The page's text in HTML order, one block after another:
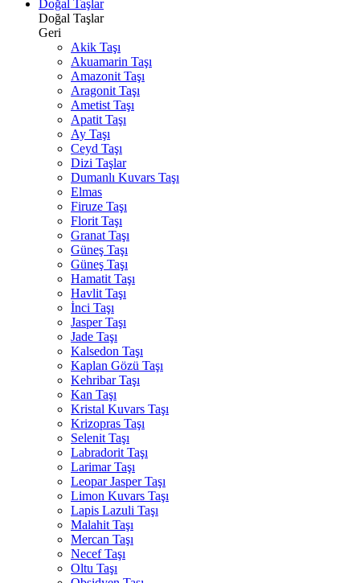
Doğal Taşlar
Doğal Taşlar
Geri
Akik Taşı
Akuamarin Taşı
Amazonit Taşı
Aragonit Taşı
Ametist Taşı
Apatit Taşı
Ay Taşı
Ceyd Taşı
Dizi Taşlar
Dumanlı Kuvars Taşı
Elmas
Firuze Taşı
Florit Taşı
Granat Taşı
Güneş Taşı
Güneş Taşı
Hamatit Taşı
Havlit Taşı
İnci Taşı
Jasper Taşı
Jade Taşı
Kalsedon Taşı
Kaplan Gözü Taşı
Kehribar Taşı
Kan Taşı
Kristal Kuvars Taşı
Krizopras Taşı
Selenit Taşı
Labradorit Taşı
Larimar Taşı
Leopar Jasper Taşı
Limon Kuvars Taşı
Lapis Lazuli Taşı
Malahit Taşı
Mercan Taşı
Necef Taşı
Oltu Taşı